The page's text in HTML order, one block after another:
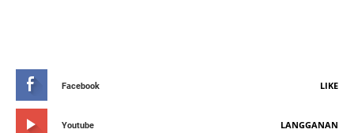
Facebook LIKE
Youtube LANGGANAN